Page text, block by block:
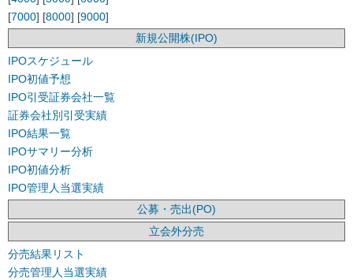
[7000] [8000] [9000]
新規公開株(IPO)
IPOスケジュール
IPO初値予想
IPO引受証券会社一覧
証券会社別引受実績
IPO結果一覧
IPOサマリー分析
IPO初値分析
IPO管理人当選実績
公募・売出(PO)
立会外分売
分売結果リスト
分売管理人当選実績